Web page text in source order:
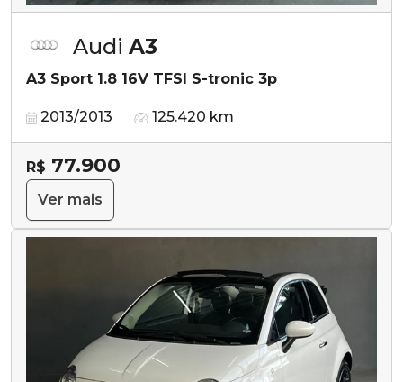
Audi A3
A3 Sport 1.8 16V TFSI S-tronic 3p
2013/2013 125.420 km
R$ 77.900
Ver mais